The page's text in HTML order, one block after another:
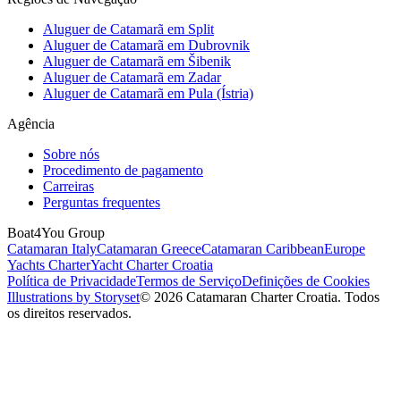
Aluguer de Catamarã em Split
Aluguer de Catamarã em Dubrovnik
Aluguer de Catamarã em Šibenik
Aluguer de Catamarã em Zadar
Aluguer de Catamarã em Pula (Ístria)
Agência
Sobre nós
Procedimento de pagamento
Carreiras
Perguntas frequentes
Boat4You Group
Catamaran ItalyCatamaran GreeceCatamaran CaribbeanEurope
Yachts CharterYacht Charter Croatia
Política de PrivacidadeTermos de ServiçoDefinições de Cookies
Illustrations by Storyset© 2026 Catamaran Charter Croatia. Todos
os direitos reservados.